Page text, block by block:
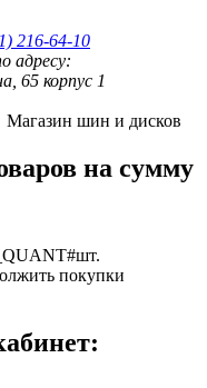
216-64-10
адресу:
65 корпус 1
Магазин шин и дисков
на сумму
шт.
покупки